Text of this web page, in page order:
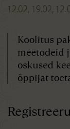
12.02, 19.02,
Koolitus
meetodeid
oskused
õppijat
Registreeru